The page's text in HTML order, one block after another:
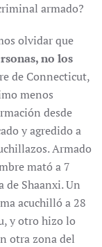
armado?
olvidar que
no los
de Connecticut,
menos
desde
y agredido a
Armado
mató a 7
Shaanxi. Un
acuchilló a 28
y otro hizo lo
otra zona del